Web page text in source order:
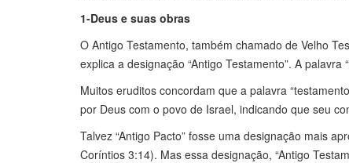
1-Deus e suas obras
O Antigo Testamento, também chamado de Velho
explica a designação “Antigo Testamento”. A
Muitos eruditos concordam que a palavra
por Deus com o povo de Israel, indicando que seu
Talvez “Antigo Pacto” fosse uma designação mais
Coríntios 3:14). Mas essa designação, “Antigo